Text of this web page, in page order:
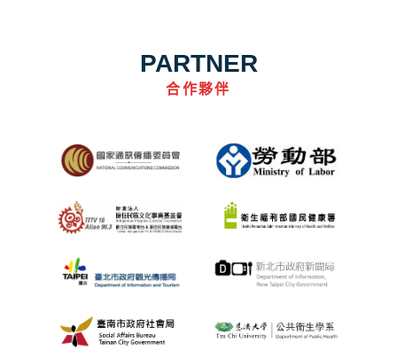
PARTNER
合作夥伴